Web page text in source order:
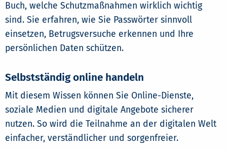
Buch, welche Schutzmaßnahmen wirklich wichtig
sind. Sie erfahren, wie Sie Passwörter sinnvoll
einsetzen, Betrugsversuche erkennen und Ihre
persönlichen Daten schützen.
Selbstständig online handeln
Mit diesem Wissen können Sie Online-Dienste,
soziale Medien und digitale Angebote sicherer
nutzen. So wird die Teilnahme an der digitalen Welt
einfacher, verständlicher und sorgenfreier.